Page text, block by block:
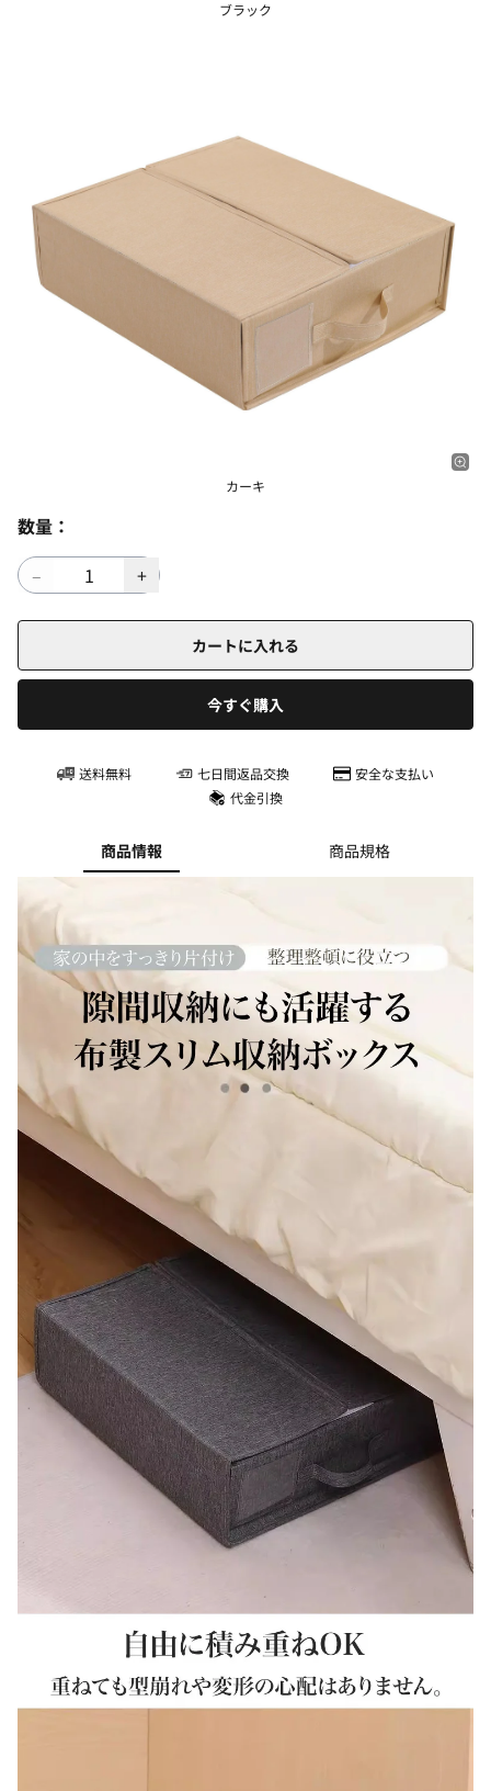
ブラック
カーキ
数量：
カートに入れる
今すぐ購入
送料無料 七日間返品交換
安全な支払い
代金引換
商品情報 商品規格